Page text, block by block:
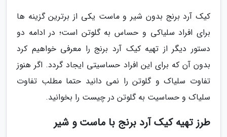
کیک آرد برنج بدون شیر و ماست یکی از برترین گزینه ها
برای افراد سلیاکی و حساس به گلوتن است؛ در ادامه دو
دستور دیگر از تهیه کیک آرد برنج را معرفی خواهیم کرد
بدون آن که برای این افراد حساسیتی ایجاد گردد. اگر هنوز
تفاوت سلیاک و گلوتن را نمی دانید حتما مطلب تفاوت
سلیاک و حساسیت به گلوتن در چیست را بخوانید.
طرز تهیه کیک آرد برنج با ماست و شیر